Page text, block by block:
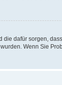
die dafür sorgen,
Wenn Sie